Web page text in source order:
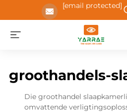
[email protected]
groothandels-
Die groothandel
omvattende